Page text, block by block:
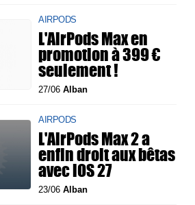
AIRPODS
L'AirPods Max en
promotion à 399 €
seulement !
27/06Alban
AIRPODS
L'AirPods Max 2 a
enfin droit aux bêtas
avec iOS 27
23/06Alban